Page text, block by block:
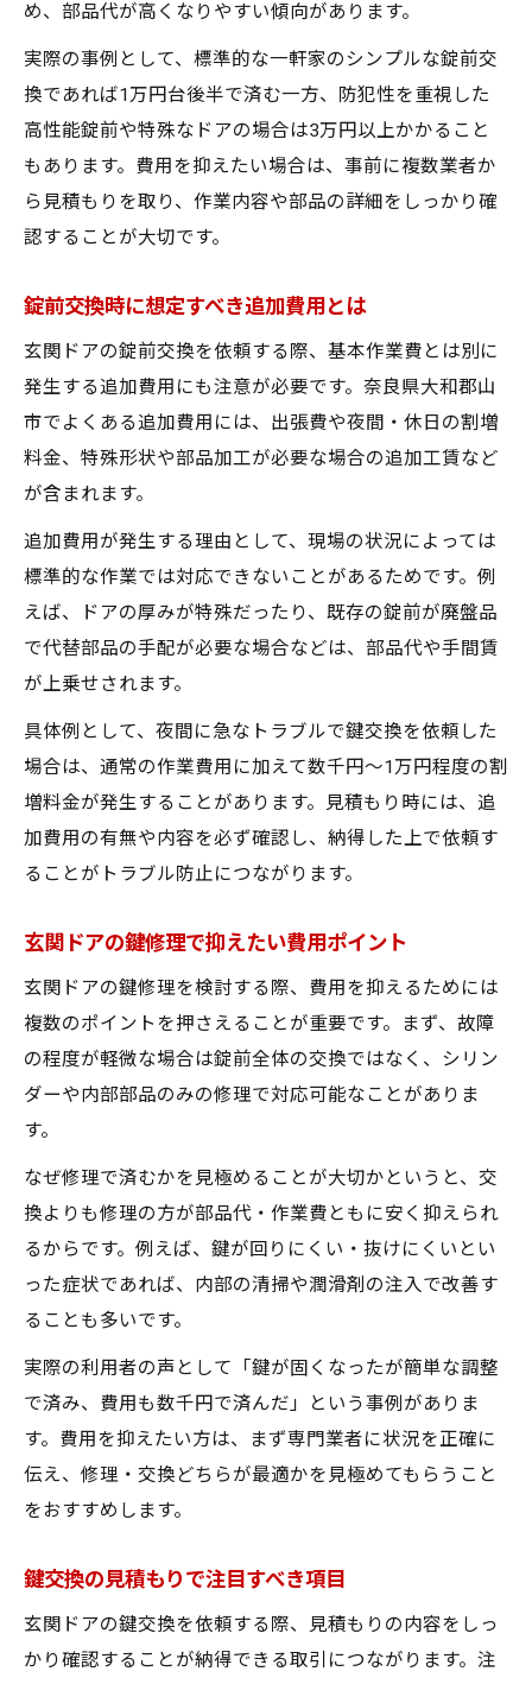
め、部品代が高くなりやすい傾向があります。
実際の事例として、標準的な一軒家のシンプルな錠前交
換であれば1万円台後半で済む一方、防犯性を重視した
高性能錠前や特殊なドアの場合は3万円以上かかること
もあります。費用を抑えたい場合は、事前に複数業者か
ら見積もりを取り、作業内容や部品の詳細をしっかり確
認することが大切です。
錠前交換時に想定すべき追加費用とは
玄関ドアの錠前交換を依頼する際、基本作業費とは別に
発生する追加費用にも注意が必要です。奈良県大和郡山
市でよくある追加費用には、出張費や夜間・休日の割増
料金、特殊形状や部品加工が必要な場合の追加工賃など
が含まれます。
追加費用が発生する理由として、現場の状況によっては
標準的な作業では対応できないことがあるためです。例
えば、ドアの厚みが特殊だったり、既存の錠前が廃盤品
で代替部品の手配が必要な場合などは、部品代や手間賃
が上乗せされます。
具体例として、夜間に急なトラブルで鍵交換を依頼した
場合は、通常の作業費用に加えて数千円～1万円程度の割
増料金が発生することがあります。見積もり時には、追
加費用の有無や内容を必ず確認し、納得した上で依頼す
ることがトラブル防止につながります。
玄関ドアの鍵修理で抑えたい費用ポイント
玄関ドアの鍵修理を検討する際、費用を抑えるためには
複数のポイントを押さえることが重要です。まず、故障
の程度が軽微な場合は錠前全体の交換ではなく、シリン
ダーや内部部品のみの修理で対応可能なことがありま
す。
なぜ修理で済むかを見極めることが大切かというと、交
換よりも修理の方が部品代・作業費ともに安く抑えられ
るからです。例えば、鍵が回りにくい・抜けにくいとい
った症状であれば、内部の清掃や潤滑剤の注入で改善す
ることも多いです。
実際の利用者の声として「鍵が固くなったが簡単な調整
で済み、費用も数千円で済んだ」という事例がありま
す。費用を抑えたい方は、まず専門業者に状況を正確に
伝え、修理・交換どちらが最適かを見極めてもらうこと
をおすすめします。
鍵交換の見積もりで注目すべき項目
玄関ドアの鍵交換を依頼する際、見積もりの内容をしっ
かり確認することが納得できる取引につながります。注